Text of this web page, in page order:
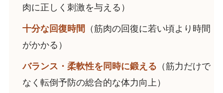
肉に正しく刺激を与える）
十分な回復時間 （筋肉の回復に若い頃より時間
がかかる）
バランス・柔軟性を同時に鍛える （筋力だけで
なく転倒予防の総合的な体力向上）